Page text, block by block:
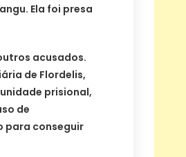
Ela foi presa
acusados.
de Flordelis,
prisional,
de
para conseguir